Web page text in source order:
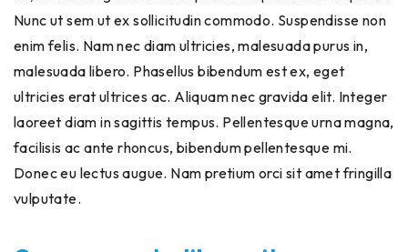
Nunc ut sem ut ex sollicitudin commodo. Suspendisse non
enim felis. Nam nec diam ultricies, malesuada purus in,
malesuada libero. Phasellus bibendum est ex, eget
ultricies erat ultrices ac. Aliquam nec gravida elit. Integer
laoreet diam in sagittis tempus. Pellentesque urna magna,
facilisis ac ante rhoncus, bibendum pellentesque mi.
Donec eu lectus augue. Nam pretium orci sit amet fringilla
vulputate.